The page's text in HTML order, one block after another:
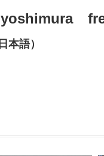
本語）